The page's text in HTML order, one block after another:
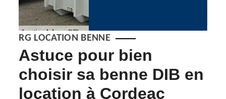
RG LOCATION BENNE
Astuce pour bien
choisir sa benne DIB en
location à Cordeac